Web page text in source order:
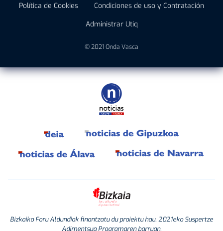
Política de Cookies
Condiciones de uso y Contratación
Administrar Utiq
© 2021 Onda Vasca
Bizkaiko Foru Aldundiak finantzatu du proiektu hau, 2021eko Suspertze
Adimentsua Programaren barruan.